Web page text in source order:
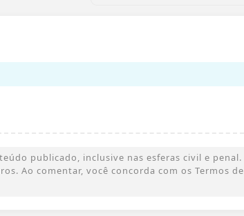
publicado, inclusive nas esferas civil e penal.
Ao comentar, você concorda com os Termos de